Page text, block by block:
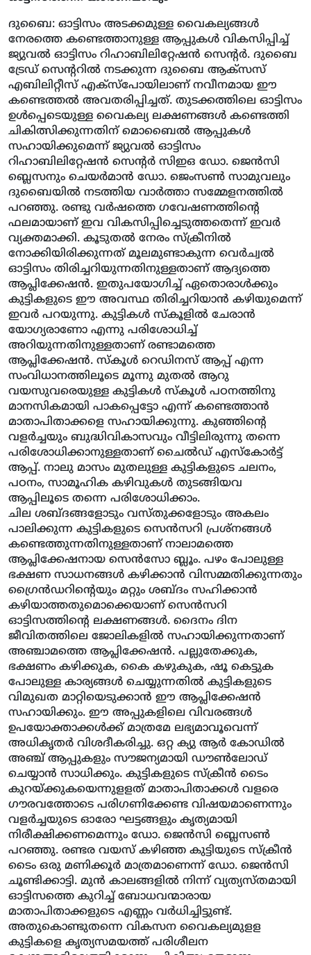
ദുബൈ: ഓട്ടിസം അടക്കമുള്ള വൈകല്യങ്ങള്‍
നേരത്തെ കണ്ടെത്താനുള്ള ആപ്പുകള്‍ വികസിപ്പിച്ച്
ജ്യുവല്‍ ഓട്ടിസം റിഹാബിലിറ്റേഷന്‍ സെന്റര്‍. ദുബൈ
ട്രേഡ് സെന്ററില്‍ നടക്കുന്ന ദുബൈ ആക്‌സസ്
എബിലിറ്റീസ് എക്‌സ്‌പോയിലാണ് നവീനമായ ഈ
കണ്ടെത്തല്‍ അവതരിപ്പിച്ചത്. തുടക്കത്തിലെ ഓട്ടിസം
ഉള്‍പ്പെടെയുള്ള വൈകല്യ ലക്ഷണങ്ങള്‍ കണ്ടെത്തി
ചികിത്സിക്കുന്നതിന് മൊബൈല്‍ ആപ്പുകള്‍
സഹായിക്കുമെന്ന് ജ്യുവല്‍ ഓട്ടിസം
റിഹാബിലിറ്റേഷന്‍ സെന്റര്‍ സിഇഒ ഡോ. ജെന്‍സി
ബ്ലെസനും ചെയര്‍മാന്‍ ഡോ. ജെംസണ്‍ സാമുവലും
ദുബൈയില്‍ നടത്തിയ വാര്‍ത്താ സമ്മേളനത്തില്‍
പറഞ്ഞു. രണ്ടു വര്‍ഷത്തെ ഗവേഷണത്തിന്റെ
ഫലമായാണ് ഇവ വികസിപ്പിച്ചെടുത്തതെന്ന് ഇവര്‍
വ്യക്തമാക്കി. കൂടുതല്‍ നേരം സ്‌ക്രീനില്‍
നോക്കിയിരിക്കുന്നത് മൂലമുണ്ടാകുന്ന വെര്‍ച്വല്‍
ഓട്ടിസം തിരിച്ചറിയുന്നതിനുള്ളതാണ് ആദ്യത്തെ
ആപ്ലിക്കേഷന്‍. ഇതുപയോഗിച്ച് ഏതൊരാള്‍ക്കും
കുട്ടികളുടെ ഈ അവസ്ഥ തിരിച്ചറിയാന്‍ കഴിയുമെന്ന്
ഇവര്‍ പറയുന്നു. കുട്ടികള്‍ സ്‌കൂളില്‍ ചേരാന്‍
യോഗ്യരാണോ എന്നു പരിശോധിച്ച്
അറിയുന്നതിനുള്ളതാണ് രണ്ടാമത്തെ
ആപ്ലിക്കേഷന്‍. സ്‌കൂള്‍ റെഡിനസ് ആപ്പ് എന്ന
സംവിധാനത്തിലൂടെ മൂന്നു മുതല്‍ ആറു
വയസുവരെയുള്ള കുട്ടികള്‍ സ്‌കൂള്‍ പഠനത്തിനു
മാനസികമായി പാകപ്പെട്ടോ എന്ന് കണ്ടെത്താന്‍
മാതാപിതാക്കളെ സഹായിക്കുന്നു. കുഞ്ഞിന്റെ
വളര്‍ച്ചയും ബുദ്ധിവികാസവും വീട്ടിലിരുന്നു തന്നെ
പരിശോധിക്കാനുള്ളതാണ് ചൈല്‍ഡ് എസ്‌കോര്‍ട്ട്
ആപ്പ്. നാലു മാസം മുതലുള്ള കുട്ടികളുടെ ചലനം,
പഠനം, സാമൂഹിക കഴിവുകള്‍ തുടങ്ങിയവ
ആപ്പിലൂടെ തന്നെ പരിശോധിക്കാം.
ചില ശബ്ദങ്ങളോടും വസ്തുക്കളോടും അകലം
പാലിക്കുന്ന കുട്ടികളുടെ സെന്‍സറി പ്രശ്‌നങ്ങള്‍
കണ്ടെത്തുന്നതിനുള്ളതാണ് നാലാമത്തെ
ആപ്ലിക്കേഷനായ സെന്‍സോ ബ്ലൂം. പഴം പോലുള്ള
ഭക്ഷണ സാധനങ്ങള്‍ കഴിക്കാന്‍ വിസമ്മതിക്കുന്നതും
ഗ്രൈന്‍ഡറിന്റെയും മറ്റും ശബ്ദം സഹിക്കാന്‍
കഴിയാത്തതുമൊക്കെയാണ് സെന്‍സറി
ഓട്ടിസത്തിന്റെ ലക്ഷണങ്ങള്‍. ദൈനം ദിന
ജീവിതത്തിലെ ജോലികളില്‍ സഹായിക്കുന്നതാണ്
അഞ്ചാമത്തെ ആപ്ലിക്കേഷന്‍. പല്ലുതേക്കുക,
ഭക്ഷണം കഴിക്കുക, കൈ കഴുകുക, ഷൂ കെട്ടുക
പോലുള്ള കാര്യങ്ങള്‍ ചെയ്യുന്നതില്‍ കുട്ടികളുടെ
വിമുഖത മാറ്റിയെടുക്കാന്‍ ഈ ആപ്ലിക്കേഷന്‍
സഹായിക്കും. ഈ അപ്പുകളിലെ വിവരങ്ങള്‍
ഉപയോക്താക്കള്‍ക്ക് മാത്രമേ ലഭ്യമാവൂവെന്ന്
അധികൃതര്‍ വിശദീകരിച്ചു. ഒറ്റ ക്യു ആര്‍ കോഡില്‍
അഞ്ച് ആപ്പുകളും സൗജന്യമായി ഡൗണ്‍ലോഡ്
ചെയ്യാന്‍ സാധിക്കും. കുട്ടികളുടെ സ്‌ക്രീന്‍ ടൈം
കുറയ്ക്കുകയെന്നുളളത് മാതാപിതാക്കള്‍ വളരെ
ഗൗരവത്തോടെ പരിഗണിക്കേണ്ട വിഷയമാണെന്നും
വളര്‍ച്ചയുടെ ഓരോ ഘട്ടങ്ങളും കൃത്യമായി
നിരീക്ഷിക്കണമെന്നും ഡോ. ജെന്‍സി ബ്ലെസണ്‍
പറഞ്ഞു. രണ്ടര വയസ് കഴിഞ്ഞ കുട്ടിയുടെ സ്‌ക്രീന്‍
ടൈം ഒരു മണിക്കൂര്‍ മാത്രമാണെന്ന് ഡോ. ജെന്‍സി
ചൂണ്ടിക്കാട്ടി. മുന്‍ കാലങ്ങളില്‍ നിന്ന് വ്യത്യസ്തമായി
ഓട്ടിസത്തെ കുറിച്ച് ബോധവന്മാരായ
മാതാപിതാക്കളുടെ എണ്ണം വര്‍ധിച്ചിട്ടുണ്ട്.
അതുകൊണ്ടുതന്നെ വികസന വൈകല്യമുളള
കുട്ടികളെ കൃത്യസമയത്ത് പരിശീലന